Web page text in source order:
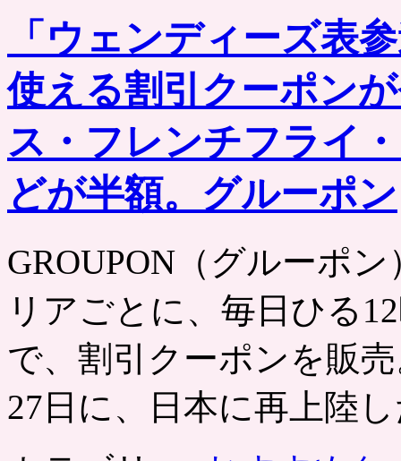
「ウェンディーズ表
使える割引クーポン
ス・フレンチフライ
どが半額。グルーポン
GROUPON（グルーポ
リアごとに、毎日ひる
で、割引クーポンを販
27日に、日本に再上陸